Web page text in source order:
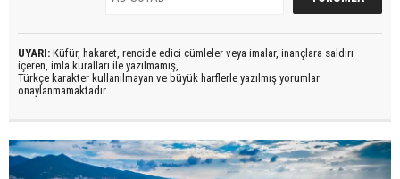
UYARI: Küfür, hakaret, rencide edici cümleler veya imalar, inançlara saldırı
içeren, imla kuralları ile yazılmamış,
Türkçe karakter kullanılmayan ve büyük harflerle yazılmış yorumlar
onaylanmamaktadır.